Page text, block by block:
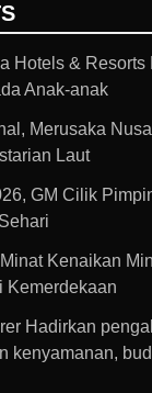
Hotels & Resorts
Anak-anak
Merusaka
Laut
GM Cilik
Kenaikan
Kemerdekaan
Hadirkan
kenyamanan,